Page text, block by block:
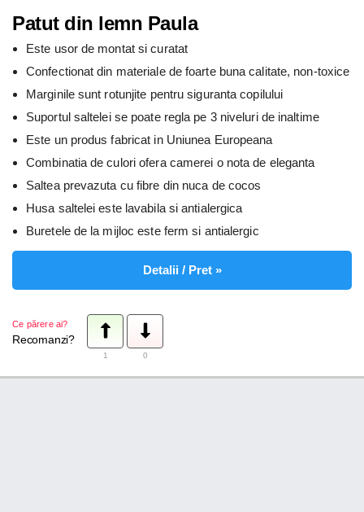
Patut din lemn Paula
Este usor de montat si curatat
Confectionat din materiale de foarte buna calitate, non-toxice
Marginile sunt rotunjite pentru siguranta copilului
Suportul saltelei se poate regla pe 3 niveluri de inaltime
Este un produs fabricat in Uniunea Europeana
Combinatia de culori ofera camerei o nota de eleganta
Saltea prevazuta cu fibre din nuca de cocos
Husa saltelei este lavabila si antialergica
Buretele de la mijloc este ferm si antialergic
Detalii / Pret »
Ce părere ai?
Recomanzi?
1 0